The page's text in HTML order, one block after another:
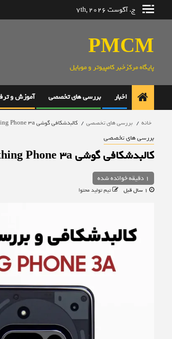
ج. آگوست 7th, 2026
PMCM
پایگاه مرکزخبر کامپیوتر و موبایل
اخبار بررسی های تخصصی آموزش و
خانه بررسی های تخصصی کالبدشکافی گوشی Nothing Phone 3a؛ تعمیرپذیری ضعیف!
بررسی های تخصصی
کالبدشکافی گوشی Nothing Phone 3a؛ تعمیرپذیری ضعیف!
1 دقیقه خوانده شده
تیم تولید محتوا